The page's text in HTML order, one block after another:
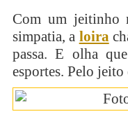
Com um jeitinho
simpatia, a loira
passa. E olha
esportes. Pelo jeito